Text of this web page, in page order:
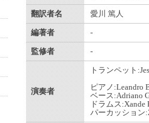
翻訳者名 愛川 篤人
編著者 -
監修者 -
演奏者
トランペット
ピアノ:Leandro
ベース:Adriano
ドラムス:Xande
パーカッション